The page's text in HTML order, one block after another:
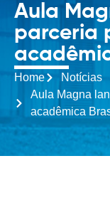
Aula
parceria
Home
Notícias
Aula Magna
acadêmica